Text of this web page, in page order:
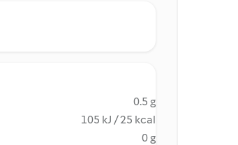
0.5 g
105 kJ / 25 kcal
0 g